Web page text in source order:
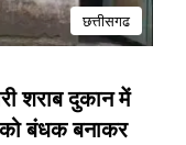
छत्तीसगढ
शराब दुकान में
को बंधक बनाकर